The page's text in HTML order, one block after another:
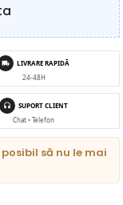
LIVRARE RAPIDĂ
24-48H
SUPORT CLIENT
Chat • Telefon
să nu le mai